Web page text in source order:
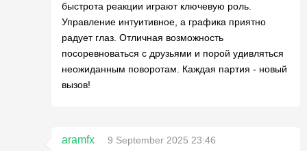
быстрота реакции играют ключевую роль.
Управление интуитивное, а графика приятно
радует глаз. Отличная возможность
посоревноваться с друзьями и порой удивляться
неожиданным поворотам. Каждая партия - новый
вызов!
aramfx
9 September 2025 23:46